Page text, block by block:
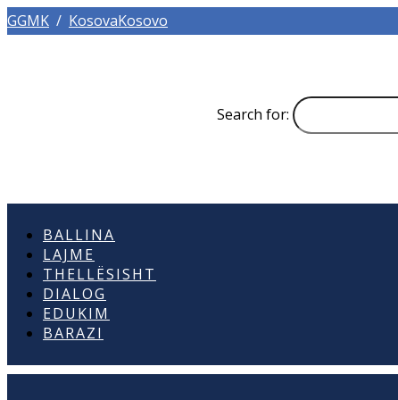
GGMK / KosovaKosovo
Search for:
BALLINA
LAJME
THELLËSISHT
DIALOG
EDUKIM
BARAZI